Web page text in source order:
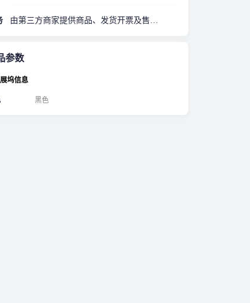
由第三方商家提供商品、发货开票及售后服务·1年质保*
参数
坞信息
黑色